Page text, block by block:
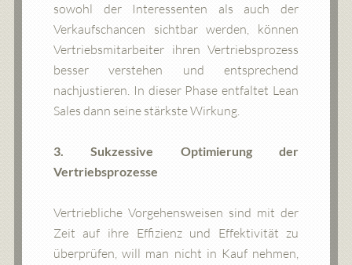
sowohl der Interessenten als auch der
Verkaufschancen sichtbar werden, können
Vertriebsmitarbeiter ihren Vertriebsprozess
besser verstehen und entsprechend
nachjustieren. In dieser Phase entfaltet Lean
Sales dann seine stärkste Wirkung.
3. Sukzessive Optimierung der
Vertriebsprozesse
Vertriebliche Vorgehensweisen sind mit der
Zeit auf ihre Effizienz und Effektivität zu
überprüfen, will man nicht in Kauf nehmen,